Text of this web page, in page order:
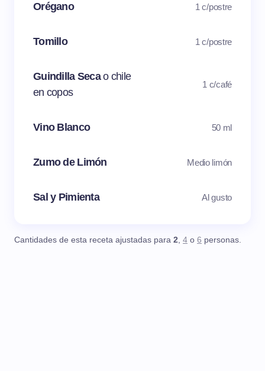
Orégano 1 c/postre
Tomillo 1 c/postre
Guindilla Secao chile
en copos
1 c/café
Vino Blanco 50 ml
Zumo de Limón Medio limón
Sal y Pimienta Al gusto
Cantidades de esta receta ajustadas para 2, 4 o 6 personas.